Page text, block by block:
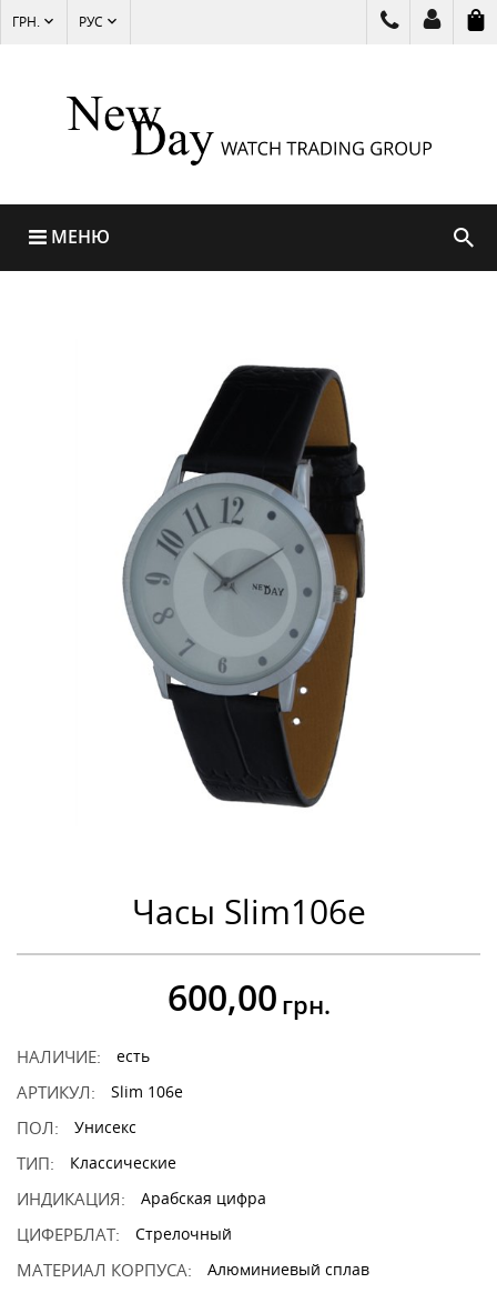
ГРН. РУС
МЕНЮ
Часы Slim106e
600,00 грн.
НАЛИЧИЕ: есть
АРТИКУЛ: Slim 106e
ПОЛ: Унисекс
ТИП: Классические
ИНДИКАЦИЯ: Арабская цифра
ЦИФЕРБЛАТ: Стрелочный
МАТЕРИАЛ КОРПУСА: Алюминиевый сплав